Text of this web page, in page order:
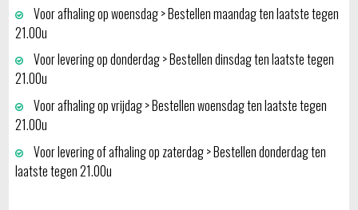
Voor afhaling op woensdag > Bestellen maandag ten laatste tegen
21.00u
Voor levering op donderdag > Bestellen dinsdag ten laatste tegen
21.00u
Voor afhaling op vrijdag > Bestellen woensdag ten laatste tegen
21.00u
Voor levering of afhaling op zaterdag > Bestellen donderdag ten
laatste tegen 21.00u